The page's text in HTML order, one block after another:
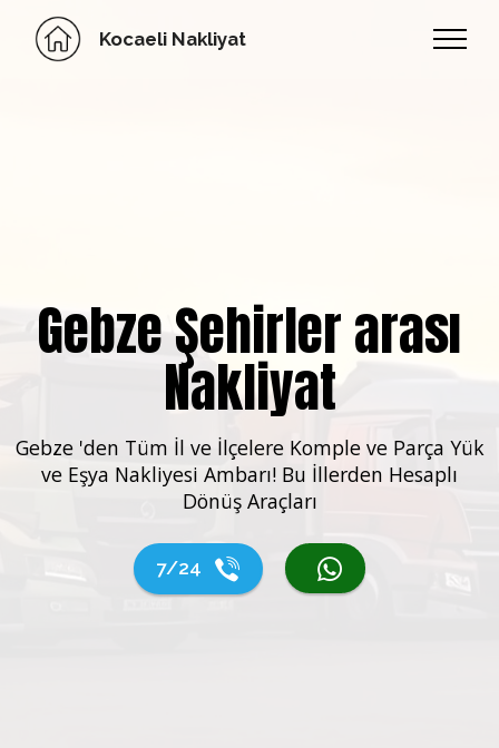
Kocaeli Nakliyat
Gebze Şehirler arası
Nakliyat
Gebze 'den Tüm İl ve İlçelere Komple ve Parça Yük
ve Eşya Nakliyesi Ambarı! Bu İllerden Hesaplı
Dönüş Araçları
7/24